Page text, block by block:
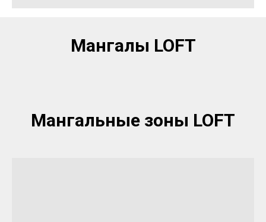
Мангалы LOFT
Мангальные зоны LOFT